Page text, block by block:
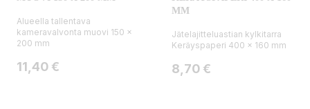
Alueella tallentava
kameravalvonta muovi 150 x
200 mm
Hinta
11,40 €
MM
Jätelajitteluastian kylkitarra
Keräyspaperi 400 x 160 mm
Hinta
8,70 €